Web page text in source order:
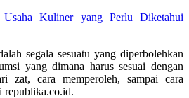
Kuliner yang Perlu Diketahui
segala sesuatu yang diperbolehkan
yang dimana harus sesuai dengan
zat, cara memperoleh, sampai cara
republika.co.id.